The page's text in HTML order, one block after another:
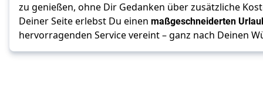
zu genießen, ohne Dir Gedanken über zusätzliche
Deiner Seite erlebst Du einen maßgeschneiderten
hervorragenden Service vereint – ganz nach Deinen